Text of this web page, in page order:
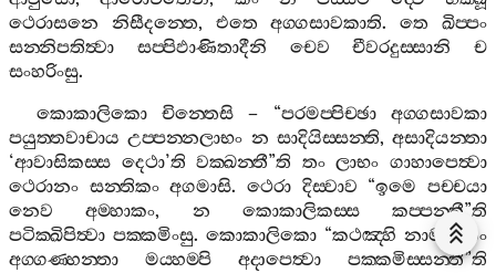
ථෙරාසනෙ
නිසීදන‍්තෙ, එතෙ අග‍්ගසාවකාති.තෙ
ඛිප‍්පං
සන‍්නිපතිත්‍වා
සප‍්පිඵාණිතාදීනි චෙව චීවරදුස‍්සානි
ච
සංහරිංසු.
කොකාලිකො
චින‍්තෙසි– “පරමප‍්පිච‍්ඡා
අග‍්ගසාවකා
පයුත‍්තවාචාය උප‍්පන‍්නලාභං න සාදියිස‍්සන‍්ති, අසාදියන‍්තා
‘ආවාසිකස‍්ස දෙථා’ති වක‍්ඛන‍්තී”ති තං ලාභං ගාහාපෙත්‍වා
ථෙරානං සන‍්තිකං අගමාසි.ථෙරා දිස‍්වාව “ඉමෙ පච‍්චයා
නෙව
අම‍්හාකං, න කොකාලිකස‍්ස කප‍්පන‍්තී”ති
පටික‍්ඛිපිත්‍වා පක‍්කමිංසු. කොකාලිකො “කථඤ‍්හි නාම
සයං
අග‍්ගණ‍්හන‍්තා
මය‍්හම‍්පි අදාපෙත්‍වා පක‍්කමිස‍්සන‍්තී”ති